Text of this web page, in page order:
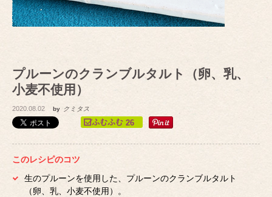
プルーンのクランブルタルト（卵、乳、
小麦不使用）
2020.08.02 by クミタス
26
このレシピのコツ
生のプルーンを使用した、プルーンのクランブルタルト
（卵、乳、小麦不使用）。